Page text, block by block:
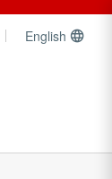
English